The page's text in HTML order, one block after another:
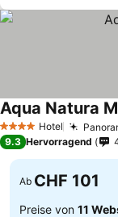
4 Sterne Hotel
Aqua Natura
9.3 Hervorragend
Ab CHF 101
Preise von 11